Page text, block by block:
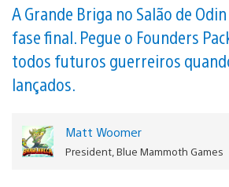
Vídeo
A Grande Briga no Salão de
fase final. Pegue o Founders
todos futuros guerreiros
lançados.
Matt Woomer
President, Blue Mammoth Games